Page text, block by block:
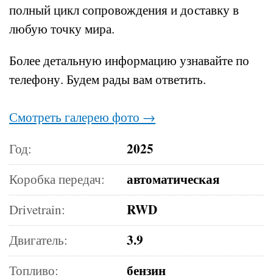
полный цикл сопровождения и доставку в
любую точку мира.
Более детальную информацию узнавайте по
телефону. Будем рады вам ответить.
Смотреть галерею фото →
Год:
2025
Коробка передач: автоматическая
Drivetrain: RWD
Двигатель: 3.9
Топливо: бензин